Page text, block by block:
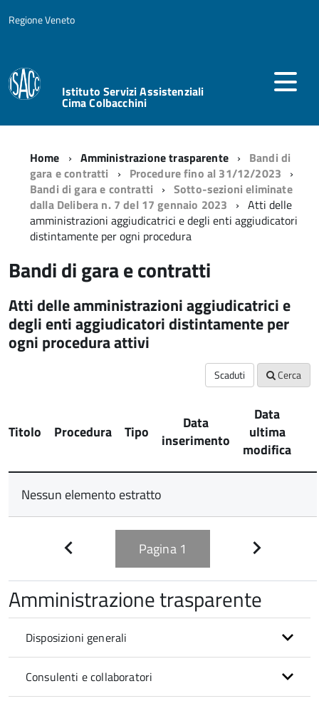
Regione Veneto
Istituto Servizi Assistenziali
Cima Colbacchini
Home Amministrazione trasparente
Bandi di
gara e contratti
Procedure fino al 31/12/2023
Bandi di gara e contratti
Sotto-sezioni eliminate
dalla Delibera n. 7 del 17 gennaio 2023
Atti delle
amministrazioni aggiudicatrici e degli enti aggiudicatori
distintamente per ogni procedura
Bandi di gara e contratti
Atti delle amministrazioni aggiudicatrici e
degli enti aggiudicatori distintamente per
ogni procedura attivi
Scaduti Cerca
Titolo Procedura Tipo
Data
inserimento
Data
ultima
modifica
Nessun elemento estratto
Pagina1
Amministrazione trasparente
Disposizioni generali
Consulenti e collaboratori